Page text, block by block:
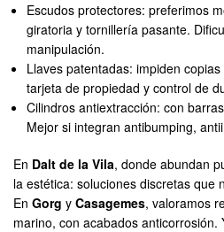
Escudos protectores: preferimos
giratoria y tornillería pasante.
manipulación.
Llaves patentadas: impiden
tarjeta de propiedad y control de
Cilindros antiextracción: con
Mejor si integran antibumping,
En Dalt de la Vila, donde abundan
la estética: soluciones discretas que
En Gorg y Casagemes, valoramos
marino, con acabados anticorrosión.